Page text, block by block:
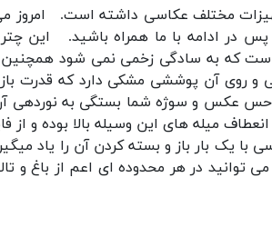
مختلف عکاسی داشته است.
امروز
در ادامه با ما همراه باشید.
این
زخمی نمی شود همچنین دارای ابعاد 152
روی آن پوششی مشکی دارد که قدرت
حس عکس و سوژه شما بستگی به نوردهی
انعطاف میله های این وسیله بالا بوده و
یک بار باز و بسته کردن آن را یاد
در هر محدوده ای اعم از باغ و